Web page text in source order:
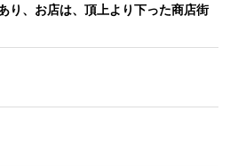
り、お店は、頂上より下った商店街